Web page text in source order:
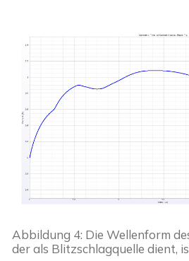
Abbildung 4: Die Wellenform
der als Blitzschlagquelle dient,